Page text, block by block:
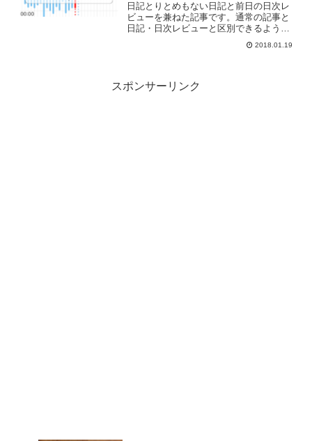
日記とりとめもない日記と前日の日次レ
ビューを兼ねた記事です。通常の記事と
日記・日次レビューと区別できるように1
月から別館で書いていた日記をこちらの
本館に持ってきて、同時に日次レビュー
2018.01.19
スポンサーリンク